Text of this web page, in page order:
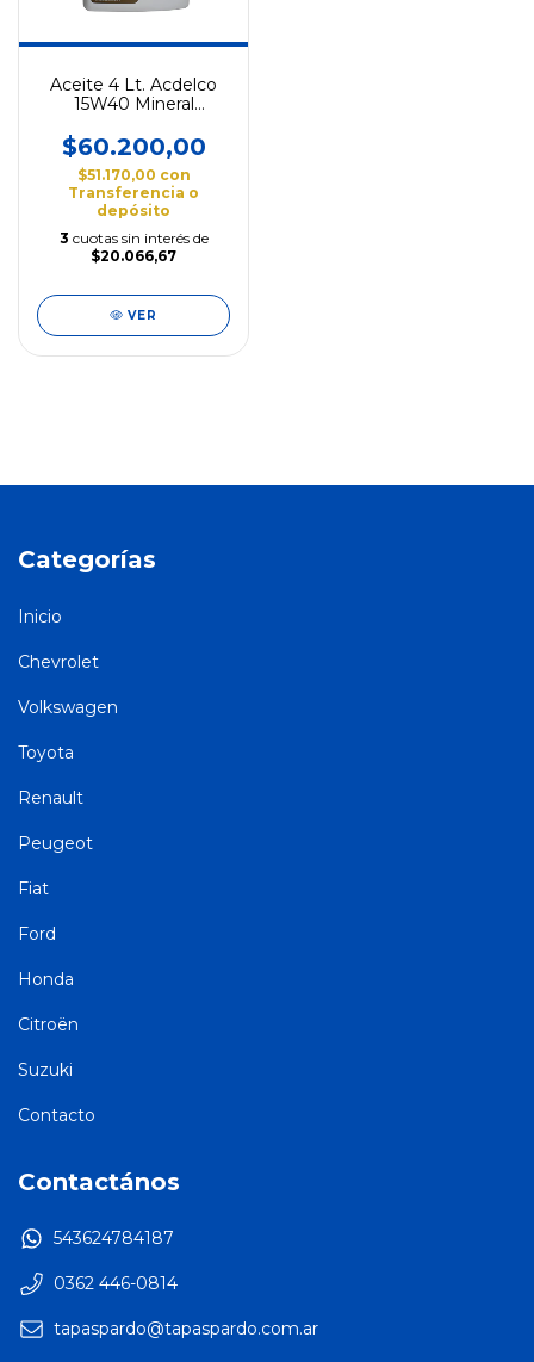
Aceite 4 Lt. Acdelco
15W40 Mineral
$60.200,00
$51.170,00 con
Transferencia o
depósito
3 cuotas sin interés de
$20.066,67
VER
Categorías
Inicio
Chevrolet
Volkswagen
Toyota
Renault
Peugeot
Fiat
Ford
Honda
Citroën
Suzuki
Contacto
Contactános
543624784187
0362 446-0814
tapaspardo@tapaspardo.com.ar